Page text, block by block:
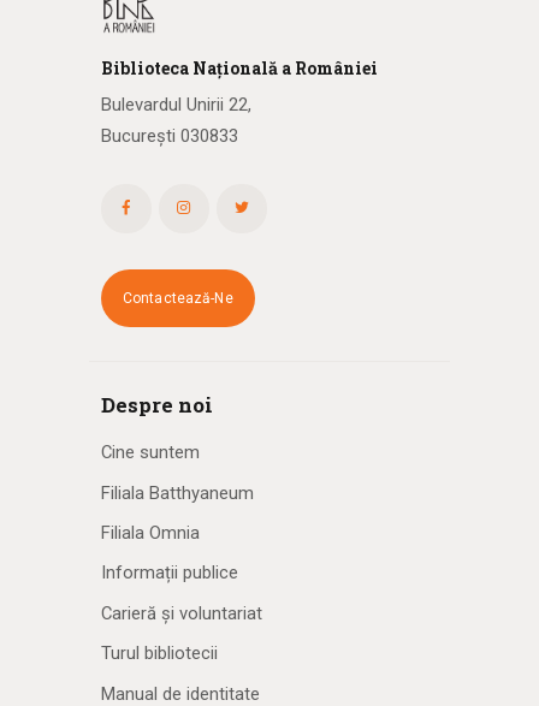
Biblioteca Națională a României
Bulevardul Unirii 22,
București 030833
Contactează-Ne
Despre noi
Cine suntem
Filiala Batthyaneum
Filiala Omnia
Informații publice
Carieră și voluntariat
Turul bibliotecii
Manual de identitate